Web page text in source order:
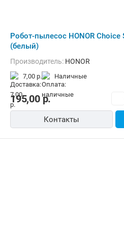
Робот-пылесос HONOR Choice
(белый)
Производитель: HONOR
7,00 р. наличные
195,00р.
Контакты